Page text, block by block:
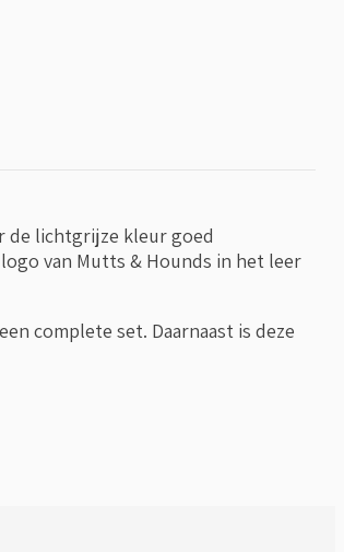
de lichtgrijze kleur goed
van Mutts & Hounds in het leer
complete set. Daarnaast is deze